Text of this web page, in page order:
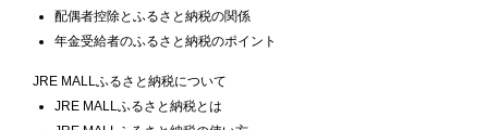
配偶者控除とふるさと納税の関係
年金受給者のふるさと納税のポイント
JRE MALLふるさと納税について
JRE MALLふるさと納税とは